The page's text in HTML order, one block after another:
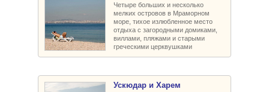
Четыре больших и несколько
мелких островов в Мраморном
море, тихое излюбленное место
отдыха с загородными домиками,
виллами, пляжами и старыми
греческими церквушками
Ускюдар и Харем